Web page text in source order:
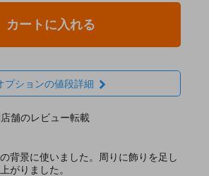
カートに入れる
プションの値段詳細
舗のレビュー転載
背景に使いました。周りに飾りを足し
がりました。